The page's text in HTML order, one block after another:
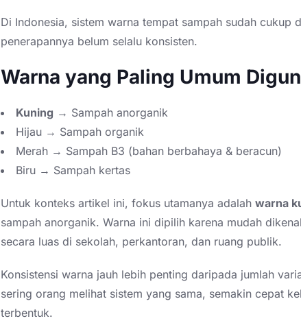
Di Indonesia, sistem warna tempat sampah sudah cukup
penerapannya belum selalu konsisten.
Warna yang Paling Umum
Kuning → Sampah anorganik
Hijau → Sampah organik
Merah → Sampah B3 (bahan berbahaya & beracun)
Biru → Sampah kertas
Untuk konteks artikel ini, fokus utamanya adalah warna
sampah anorganik. Warna ini dipilih karena mudah
secara luas di sekolah, perkantoran, dan ruang publik.
Konsistensi warna jauh lebih penting daripada jumlah
sering orang melihat sistem yang sama, semakin cepat
terbentuk.